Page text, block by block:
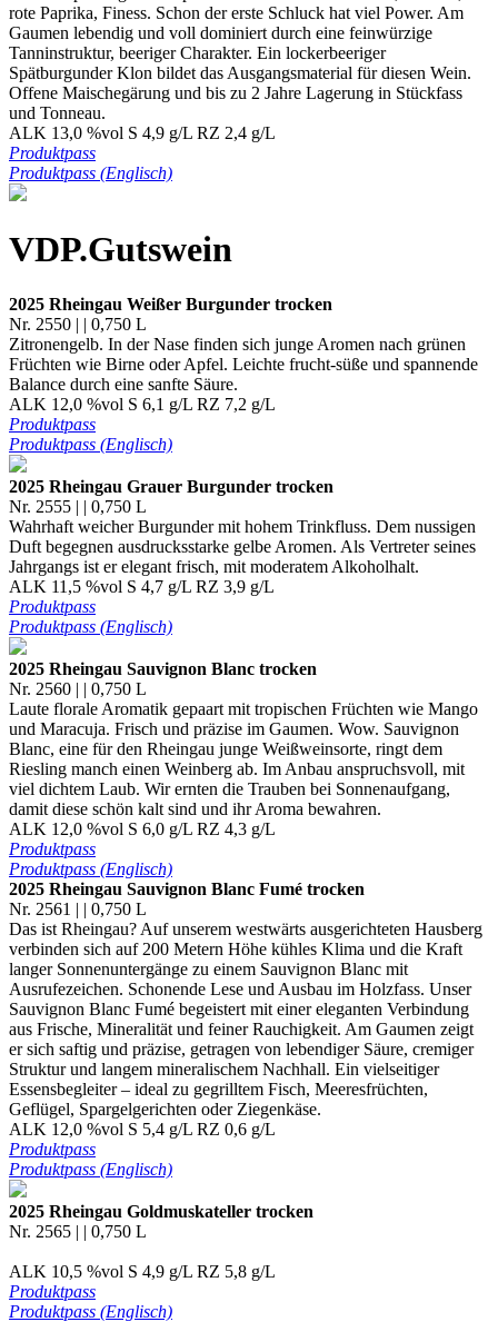
rote Paprika, Finess. Schon der erste Schluck hat viel Power. Am
Gaumen lebendig und voll dominiert durch eine feinwürzige
Tanninstruktur, beeriger Charakter. Ein lockerbeeriger
Spätburgunder Klon bildet das Ausgangsmaterial für diesen Wein.
Offene Maischegärung und bis zu 2 Jahre Lagerung in Stückfass
und Tonneau.
ALK 13,0 %vol S 4,9 g/L RZ 2,4 g/L
Produktpass
Produktpass (Englisch)
VDP.Gutswein
2025 Rheingau Weißer Burgunder trocken
Nr. 2550 | | 0,750 L
Zitronengelb. In der Nase finden sich junge Aromen nach grünen
Früchten wie Birne oder Apfel. Leichte frucht-süße und spannende
Balance durch eine sanfte Säure.
ALK 12,0 %vol S 6,1 g/L RZ 7,2 g/L
Produktpass
Produktpass (Englisch)
2025 Rheingau Grauer Burgunder trocken
Nr. 2555 | | 0,750 L
Wahrhaft weicher Burgunder mit hohem Trinkfluss. Dem nussigen
Duft begegnen ausdrucksstarke gelbe Aromen. Als Vertreter seines
Jahrgangs ist er elegant frisch, mit moderatem Alkoholhalt.
ALK 11,5 %vol S 4,7 g/L RZ 3,9 g/L
Produktpass
Produktpass (Englisch)
2025 Rheingau Sauvignon Blanc trocken
Nr. 2560 | | 0,750 L
Laute florale Aromatik gepaart mit tropischen Früchten wie Mango
und Maracuja. Frisch und präzise im Gaumen. Wow. Sauvignon
Blanc, eine für den Rheingau junge Weißweinsorte, ringt dem
Riesling manch einen Weinberg ab. Im Anbau anspruchsvoll, mit
viel dichtem Laub. Wir ernten die Trauben bei Sonnenaufgang,
damit diese schön kalt sind und ihr Aroma bewahren.
ALK 12,0 %vol S 6,0 g/L RZ 4,3 g/L
Produktpass
Produktpass (Englisch)
2025 Rheingau Sauvignon Blanc Fumé trocken
Nr. 2561 | | 0,750 L
Das ist Rheingau? Auf unserem westwärts ausgerichteten Hausberg
verbinden sich auf 200 Metern Höhe kühles Klima und die Kraft
langer Sonnenuntergänge zu einem Sauvignon Blanc mit
Ausrufezeichen. Schonende Lese und Ausbau im Holzfass. Unser
Sauvignon Blanc Fumé begeistert mit einer eleganten Verbindung
aus Frische, Mineralität und feiner Rauchigkeit. Am Gaumen zeigt
er sich saftig und präzise, getragen von lebendiger Säure, cremiger
Struktur und langem mineralischem Nachhall. Ein vielseitiger
Essensbegleiter – ideal zu gegrilltem Fisch, Meeresfrüchten,
Geflügel, Spargelgerichten oder Ziegenkäse.
ALK 12,0 %vol S 5,4 g/L RZ 0,6 g/L
Produktpass
Produktpass (Englisch)
2025 Rheingau Goldmuskateller trocken
Nr. 2565 | | 0,750 L
ALK 10,5 %vol S 4,9 g/L RZ 5,8 g/L
Produktpass
Produktpass (Englisch)